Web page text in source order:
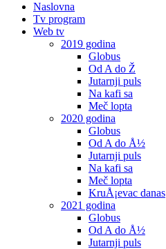
Naslovna
Tv program
Web tv
2019 godina
Globus
Od A do Ž
Jutarnji puls
Na kafi sa
Meč lopta
2020 godina
Globus
Od A do Å½
Jutarnji puls
Na kafi sa
Meč lopta
KruÅ¡evac danas
2021 godina
Globus
Od A do Å½
Jutarnji puls